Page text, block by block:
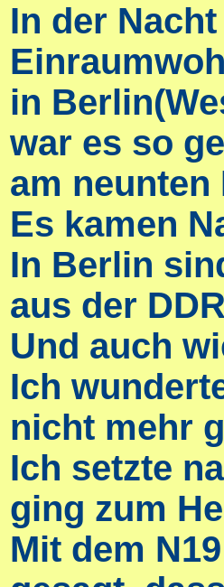
In der
in
war es so
am neunten
Es kamen
In Berlin
aus der
Und auch
Ich
nicht mehr
Ich setzte
ging zum
Mit dem